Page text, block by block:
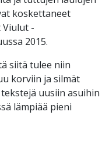
koskettaneet
-
2015.
siitä tulee niin
korviin ja silmät
uusiin asuihin
lämpiää pieni